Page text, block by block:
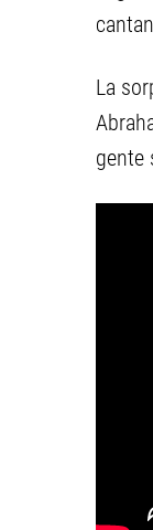
La
gente